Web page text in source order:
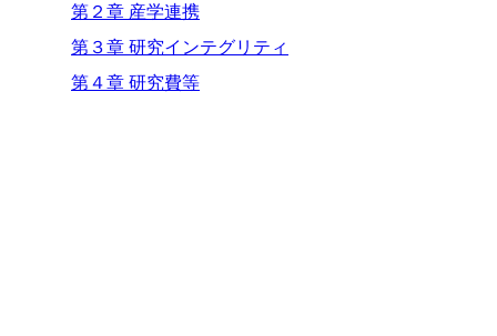
第２章 産学連携
第３章 研究インテグリティ
第４章 研究費等